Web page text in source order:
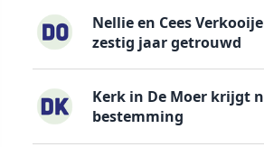
Nellie en Cees
zestig jaar getrouwd
Kerk in De Moer krijgt
bestemming